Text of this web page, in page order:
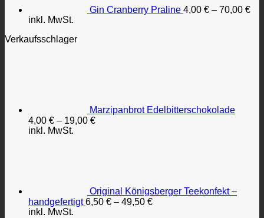
Gin Cranberry Praline 4,00 € – 70,00 €
inkl. MwSt.
Verkaufsschlager
Marzipanbrot Edelbitterschokolade
4,00 € – 19,00 €
inkl. MwSt.
Original Königsberger Teekonfekt –
handgefertigt 6,50 € – 49,50 €
inkl. MwSt.